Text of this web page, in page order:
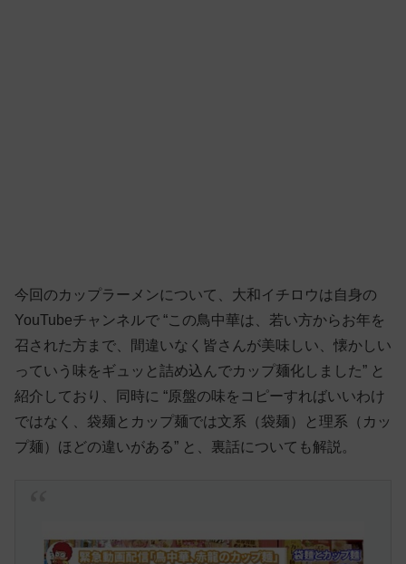
今回のカップラーメンについて、大和イチロウは自身の
YouTubeチャンネルで “この鳥中華は、若い方からお年を
召された方まで、間違いなく皆さんが美味しい、懐かしい
っていう味をギュッと詰め込んでカップ麺化しました” と
紹介しており、同時に “原盤の味をコピーすればいいわけ
ではなく、袋麺とカップ麺では文系（袋麺）と理系（カッ
プ麺）ほどの違いがある” と、裏話についても解説。